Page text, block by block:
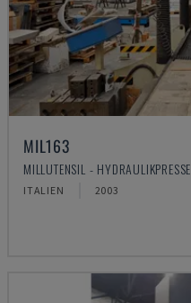
MIL163
MILLUTENSIL - HYDRAULIKPRESSE
ITALIEN 2003